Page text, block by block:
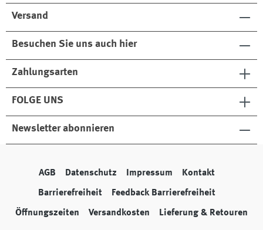
Versand
Besuchen Sie uns auch hier
Zahlungsarten
FOLGE UNS
Newsletter abonnieren
AGB Datenschutz Impressum Kontakt
Barrierefreiheit Feedback Barrierefreiheit
Öffnungszeiten Versandkosten Lieferung & Retouren